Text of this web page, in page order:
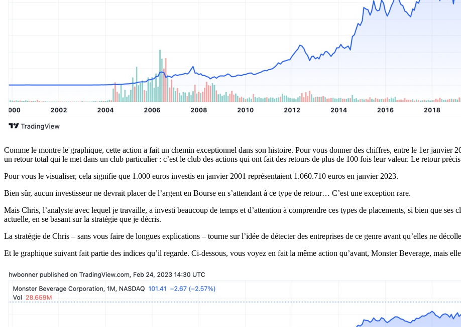
Comme le montre le graphique, cette action a fait un chemin exceptionnel dans son histoire. Pour vous donner des chiffres, entre le 1er janvier
un retour total qui le met dans un club particulier : c’est le club des actions qui ont fait des retours de plus de 100 fois leur valeur. Le retour
Pour vous le visualiser, cela signifie que 1.000 euros investis en janvier 2001 représentaient 1.060.710 euros en janvier 2023.
Bien sûr, aucun investisseur ne devrait placer de l’argent en Bourse en s’attendant à ce type de retour… C’est une exception rare.
Mais Chris, l’analyste avec lequel je travaille, a investi beaucoup de temps et d’attention à comprendre ces types de placements, si bien que
actuelle, en se basant sur la stratégie que je décris.
La stratégie de Chris – sans vous faire de longues explications – tourne sur l’idée de détecter des entreprises de ce genre avant qu’elles ne
Et le graphique suivant fait partie des indices qu’il regarde. Ci-dessous, vous voyez en fait la même action qu’avant, Monster Beverage, mais